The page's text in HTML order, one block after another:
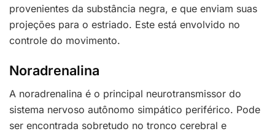
provenientes da substância negra, e que enviam suas
projeções para o estriado. Este está envolvido no
controle do movimento.
Noradrenalina
A noradrenalina é o principal neurotransmissor do
sistema nervoso autônomo simpático periférico. Pode
ser encontrada sobretudo no tronco cerebral e